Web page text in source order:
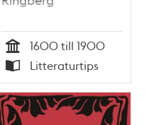
Tid
1600 till 1900
Typ
Litteraturtips